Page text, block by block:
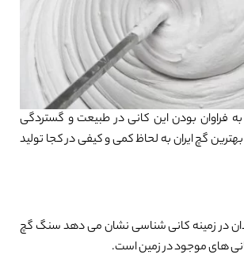
به فراوان بودن این کانی در طبیعت و گستردگی
گچ ایران به لحاظ کمی و کیفی در کجا تولید
در زمینه کانی شناسی نشان می دهد سنگ گچ
های موجود در زمین است.